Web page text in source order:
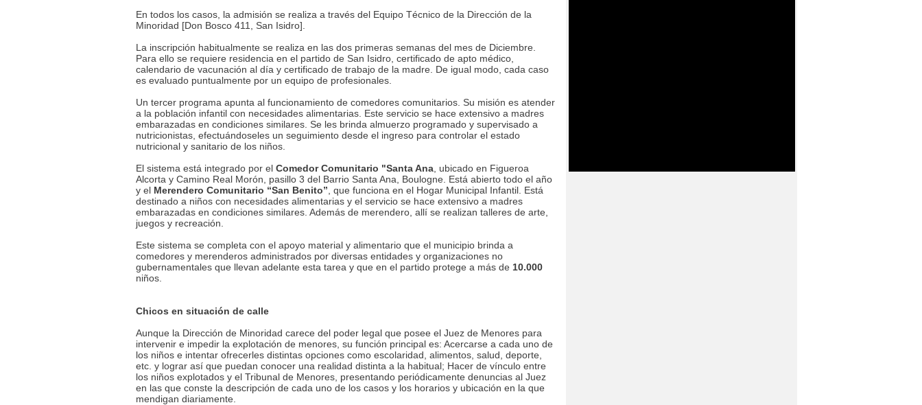
En todos los casos, la admisión se realiza a través del Equipo Técnico de la Dirección de la
Minoridad [Don Bosco 411, San Isidro].
La inscripción habitualmente se realiza en las dos primeras semanas del mes de Diciembre.
Para ello se requiere residencia en el partido de San Isidro, certificado de apto médico,
calendario de vacunación al día y certificado de trabajo de la madre. De igual modo, cada caso
es evaluado puntualmente por un equipo de profesionales.
Un tercer programa apunta al funcionamiento de comedores comunitarios. Su misión es atender
a la población infantil con necesidades alimentarias. Este servicio se hace extensivo a madres
embarazadas en condiciones similares. Se les brinda almuerzo programado y supervisado a
nutricionistas, efectuándoseles un seguimiento desde el ingreso para controlar el estado
nutricional y sanitario de los niños.
El sistema está integrado por el Comedor Comunitario "Santa Ana , ubicado en Figueroa
Alcorta y Camino Real Morón, pasillo 3 del Barrio Santa Ana, Boulogne. Está abierto todo el año
y el Merendero Comunitario “San Benito” , que funciona en el Hogar Municipal Infantil. Está
destinado a niños con necesidades alimentarias y el servicio se hace extensivo a madres
embarazadas en condiciones similares. Además de merendero, allí se realizan talleres de arte,
juegos y recreación.
Este sistema se completa con el apoyo material y alimentario que el municipio brinda a
comedores y merenderos administrados por diversas entidades y organizaciones no
gubernamentales que llevan adelante esta tarea y que en el partido protege a más de 10.000
niños.
Chicos en situación de calle
Aunque la Dirección de Minoridad carece del poder legal que posee el Juez de Menores para
intervenir e impedir la explotación de menores, su función principal es: Acercarse a cada uno de
los niños e intentar ofrecerles distintas opciones como escolaridad, alimentos, salud, deporte,
etc. y lograr así que puedan conocer una realidad distinta a la habitual; Hacer de vínculo entre
los niños explotados y el Tribunal de Menores, presentando periódicamente denuncias al Juez
en las que conste la descripción de cada uno de los casos y los horarios y ubicación en la que
mendigan diariamente.